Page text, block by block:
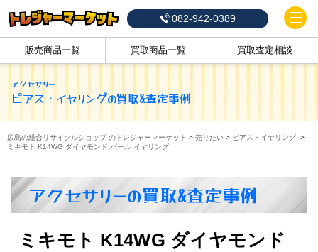
082-942-0389
販売商品一覧 買取商品一覧 買取査定相談
アクセサリー
ピアス・イヤリングの買取&査定事例
広島の総合リサイクルショップ のトレジャーマーケット > 売りたい > ピアス・イヤリング >
ミキモト K14WG ダイヤモンド パール イヤリング
アクセサリーの買取&査定事例
ミキモト K14WG ダイヤモンド